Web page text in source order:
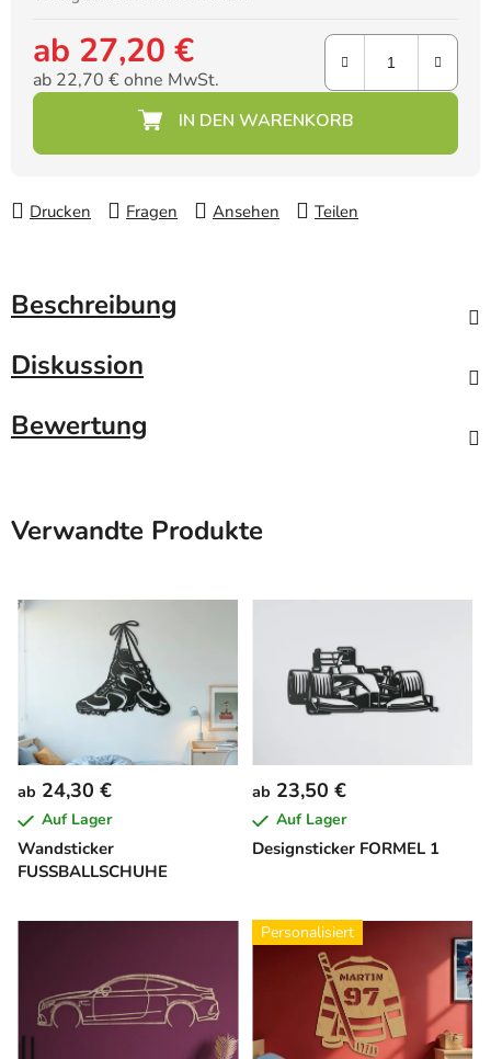
ab 27,20 €
ab 22,70 €ohne MwSt.
Verkaufspreis:
Drucken Fragen Ansehen Teilen
Beschreibung
Diskussion
Bewertung
Verwandte Produkte
Wandsticker
FUSSBALLSCHUHE
ab 24,30 €
Auf Lager
Designsticker FORMEL 1
ab 23,50 €
Auf Lager
Personalisiert